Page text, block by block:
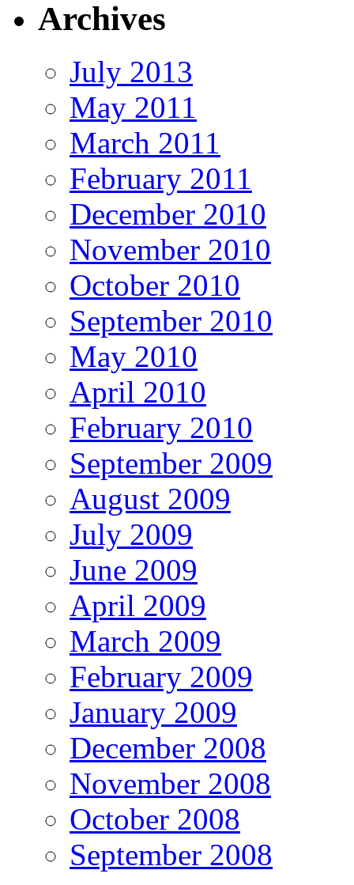
Archives
July 2013
May 2011
March 2011
February 2011
December 2010
November 2010
October 2010
September 2010
May 2010
April 2010
February 2010
September 2009
August 2009
July 2009
June 2009
April 2009
March 2009
February 2009
January 2009
December 2008
November 2008
October 2008
September 2008